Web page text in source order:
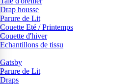
Drap housse
Parure de Lit
Couette Eté / Printemps
Couette d'hiver
Echantillons de tissu
Gatsby
Parure de Lit
Draps